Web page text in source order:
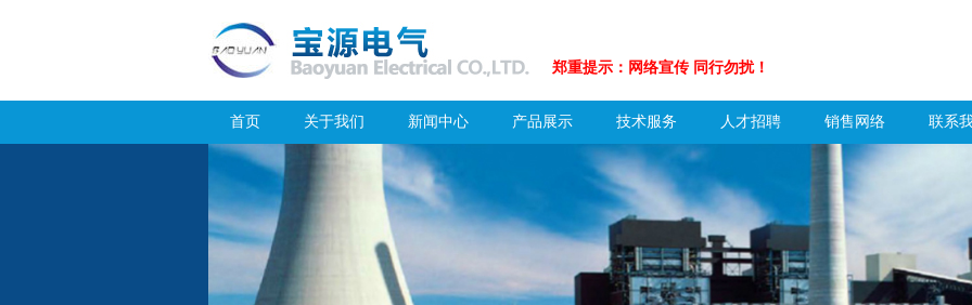
郑重提示：网络宣传 同行勿扰！
首页 关于我们 新闻中心 产品展示 技术服务 人才招聘 销售网络 联系